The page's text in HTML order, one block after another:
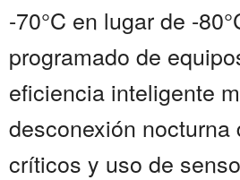
-70°C en lugar de -
programado de
eficiencia inteligente
desconexión nocturna
críticos y uso de